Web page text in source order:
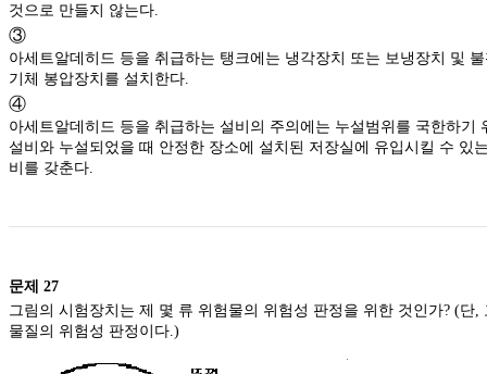
것으로 만들지 않는다.
③
아세트알데히드 등을 취급하는 탱크에는 냉각장치 또는 보냉장치 및
기체 봉압장치를 설치한다.
④
아세트알데히드 등을 취급하는 설비의 주의에는 누설범위를 국한하기
설비와 누설되었을 때 안정한 장소에 설치된 저장실에 유입시킬 수 있
비를 갖춘다.
문제 27
그림의 시험장치는 제 몇 류 위험물의 위험성 판정을 위한 것인가? (단,